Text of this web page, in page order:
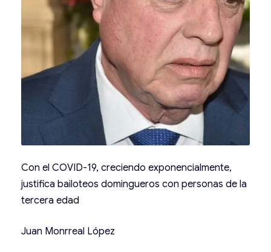
Con el COVID-19, creciendo exponencialmente,
justifica bailoteos domingueros con personas de la
tercera edad
Juan Monrreal López